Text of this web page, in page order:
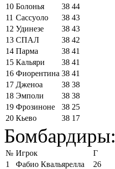
10 Болонья 38 44
11 Сассуоло 38 43
12 Удинезе 38 43
13 СПАЛ 38 42
14 Парма 38 41
15 Кальяри 38 41
16 Фиорентина 38 41
17 Дженоа 38 38
18 Эмполи 38 38
19 Фрозиноне 38 25
20 Кьево 38 17
Бомбардиры:
№ Игрок
Г
1
Фабио Квальярелла
26